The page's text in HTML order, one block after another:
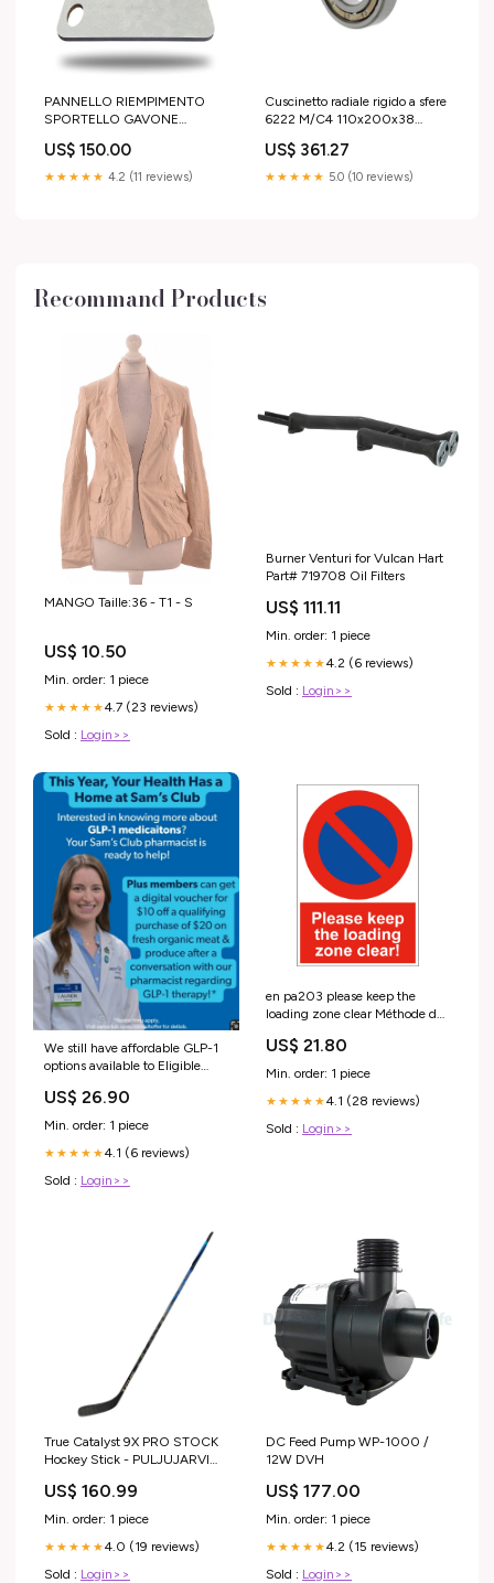
PANNELLO RIEMPIMENTO
SPORTELLO GAVONE
CAMPER ELNAGH (ELN
D3212400) BEP
US$ 150.00
★★★★★ 4.2 (11 reviews)
Cuscinetto radiale rigido a sfere
6222 M/C4 110x200x38
US$ 361.27
★★★★★ 5.0 (10 reviews)
Recommand Products
MANGO Taille:36 - T1 - S
US$ 10.50
Min. order: 1 piece
★★★★★4.7 (23 reviews)
Sold : Login>>
Burner Venturi for Vulcan Hart
Part# 719708 Oil Filters
US$ 111.11
Min. order: 1 piece
★★★★★4.2 (6 reviews)
Sold : Login>>
We still have affordable GLP-1
options available to Eligible
with insurance or $149
without.* Free Rx delivery for
our Plus Members 🛒🏃‍♂️
*Prescription Required.
US$ 26.90
Min. order: 1 piece
★★★★★4.1 (6 reviews)
Sold : Login>>
en pa203 please keep the
loading zone clear Méthode de
face
US$ 21.80
Min. order: 1 piece
★★★★★4.1 (28 reviews)
Sold : Login>>
True Catalyst 9X PRO STOCK
Hockey Stick - PULJUJARVI
US$ 160.99
Min. order: 1 piece
★★★★★4.0 (19 reviews)
Sold : Login>>
DC Feed Pump WP-1000 /
12W DVH
US$ 177.00
Min. order: 1 piece
★★★★★4.2 (15 reviews)
Sold : Login>>